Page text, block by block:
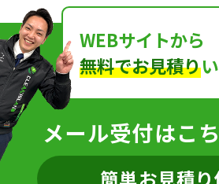
WEBサイトから
無料でお見積り
メール受付はこ
簡単お見積